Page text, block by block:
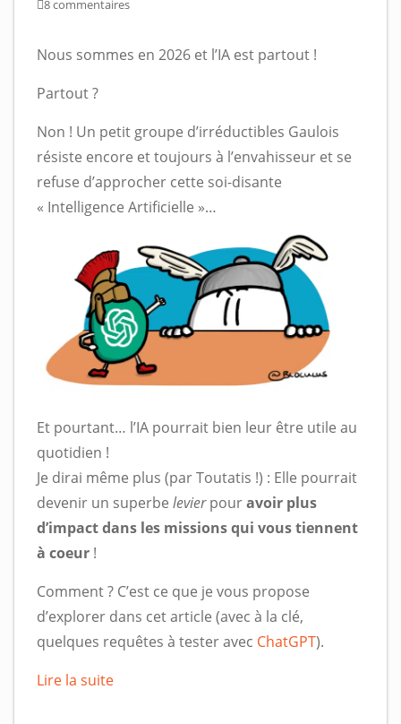
8 commentaires
Nous sommes en 2026 et l’IA est partout !
Partout ?
Non ! Un petit groupe d’irréductibles Gaulois
résiste encore et toujours à l’envahisseur et se
refuse d’approcher cette soi-disante
« Intelligence Artificielle »…
Et pourtant… l’IA pourrait bien leur être utile au
quotidien !
Je dirai même plus (par Toutatis !) : Elle pourrait
devenir un superbe levierpouravoir plus
d’impact dans les missions qui vous tiennent
à coeur !
Comment ? C’est ce que je vous propose
d’explorer dans cet article (avec à la clé,
quelques requêtes à tester avec ChatGPT).
Lire la suite